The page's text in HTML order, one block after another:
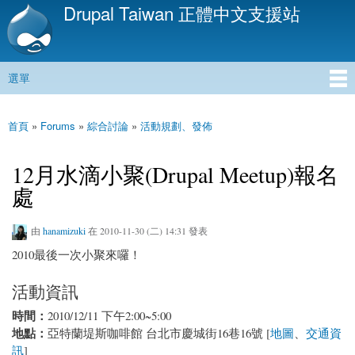
移
內
Drupal Taiwan 正體中文支援站
主選單
選單
您在這裡
首頁 » Forums » 綜合討論 » 活動規劃、發佈
12月水滴小聚(Drupal Meetup)報名
處
由 hanamizuki在 2010-11-30 (二) 14:31 發表
2010最後一次小聚來囉！
活動資訊
時間： 2010/12/11 下午2:00~5:00
地點： 亞特蘭堤斯咖啡館 台北市慶城街16巷16號 [地圖、 交通資
訊]